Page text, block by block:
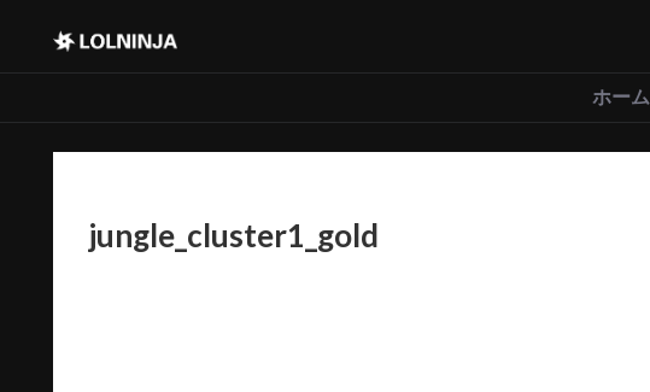
ホーム
jungle_cluster1_gold